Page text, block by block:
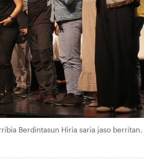
Berdintasun Hiria saria jaso berritan.